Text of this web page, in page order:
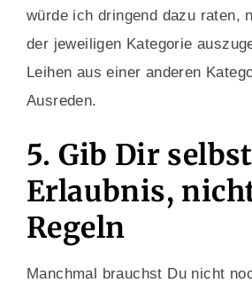
würde ich dringend dazu raten,
der jeweiligen Kategorie
Leihen aus einer anderen
Ausreden.
5. Gib Dir
Erlaubnis,
Regeln
Manchmal brauchst Du nicht